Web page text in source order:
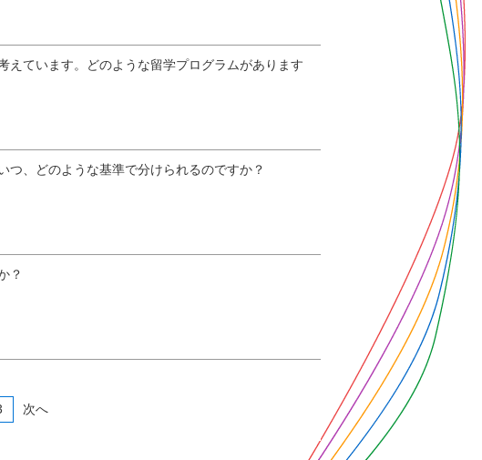
えています。どのような留学プログラムがあります
つ、どのような基準で分けられるのですか？
？
次へ